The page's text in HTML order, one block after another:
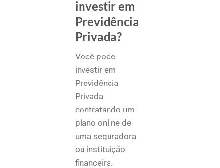
investir em
Previdência
Privada?
Você pode
investir em
Previdência
Privada
contratando um
plano online de
uma seguradora
ou instituição
financeira.